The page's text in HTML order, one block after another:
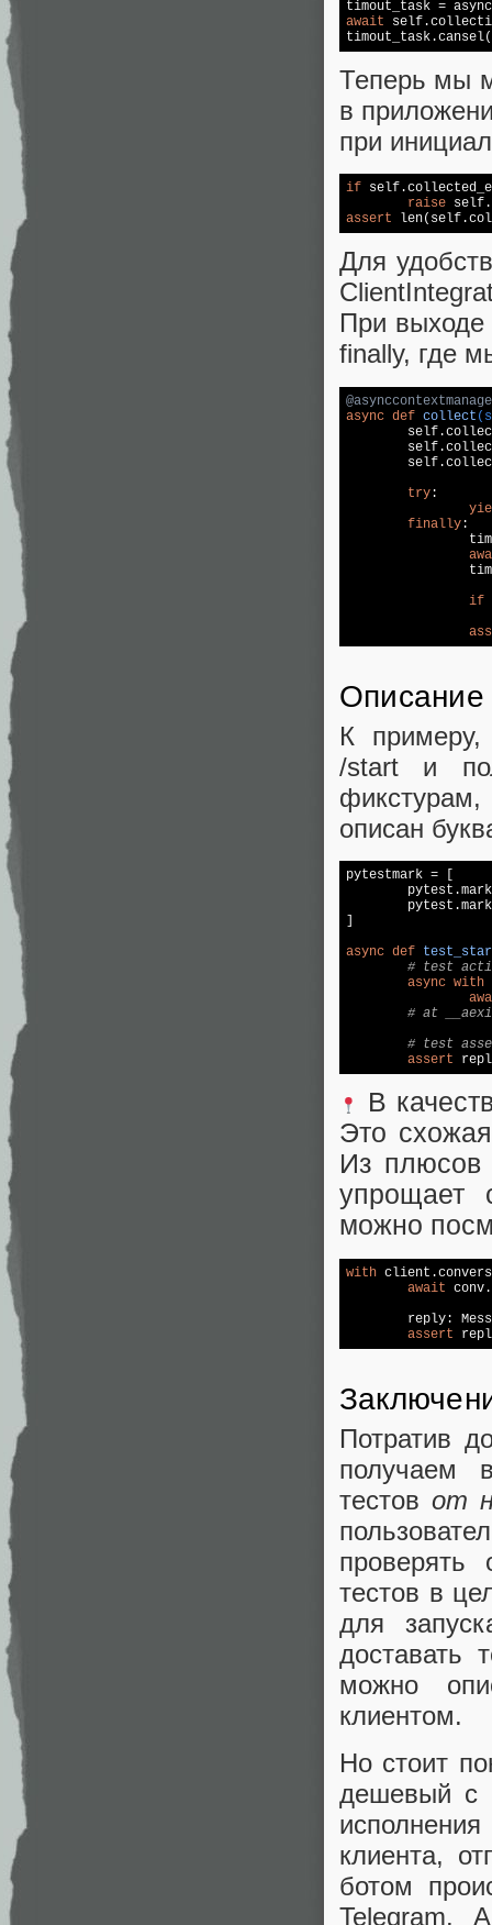
await
Теперь мы
в
при
if
raise
assert
Для
При выходе
finally, где
async def collect
try:
finally:
if
Описание
К примеру,
/start и
описан
pytestmark = [
async def
# test
async with
# at
# test
assert
В
Это
Из
упрощает
можно
with
await
reply:
assert
Потратив
получаем
тестов от
тестов в
для
доставать
можно
клиентом.
Но стоит
дешевый с
клиента,
ботом
Telegram.